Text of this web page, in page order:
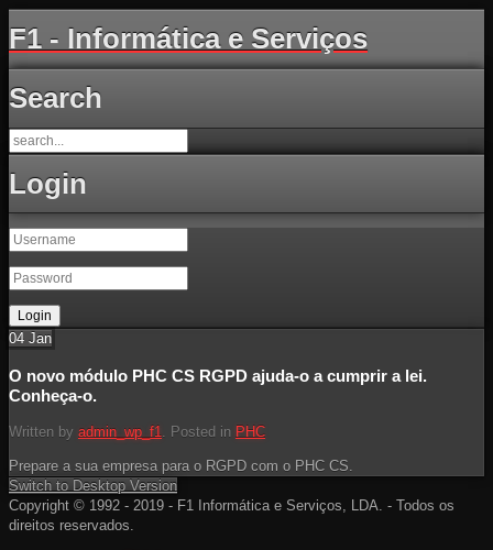
F1 - Informática e Serviços
Search
Login
04 Jan
O novo módulo PHC CS RGPD ajuda-o a cumprir a lei.
Conheça-o.
Written by admin_wp_f1 . Posted in PHC
Prepare a sua empresa para o RGPD com o PHC CS.
Switch to Desktop Version
Copyright © 1992 - 2019 - F1 Informática e Serviços, LDA. - Todos os
direitos reservados.